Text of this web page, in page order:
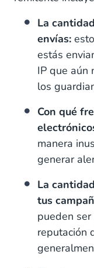
La
envías:
estás
IP que aún
los
Con qué
manera
generar
La
tus
pueden
reputación